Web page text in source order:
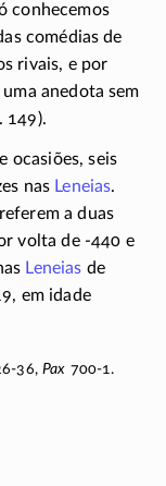
conhecemos
comédias de
rivais, e por
anedota sem
149).
ocasiões, seis
nas Leneias.
a duas
volta de -440 e
Leneias de
, em idade
36, Pax 700-1.